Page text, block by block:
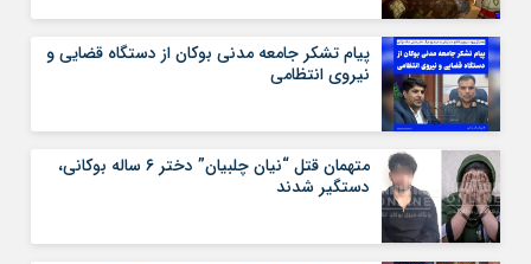
پیام تشکر جامعه مدنی بوکان از دستگاه قضایی و
نیروی انتظامی
متهمان قتل “نیان چلبیان” دختر ۶ ساله بوکانی،
دستگیر شدند